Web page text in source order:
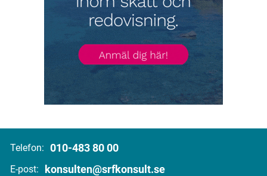
Telefon: 010-483 80 00
E-post: konsulten@srfkonsult.se